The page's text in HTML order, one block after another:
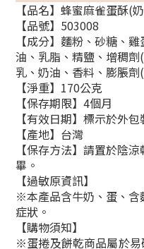
【品名】蜂蜜麻雀蛋酥(
【品號】503008
【成分】麵粉、砂糖、
油、乳脂、精鹽、增稠
乳、奶油、香料、膨脹
【淨重】170公克
【保存期限】4個月
【有效日期】標示於外包
【產地】台灣
【保存方法】請置於陰
畢。
【過敏原資訊】
※本產品含牛奶、蛋、含
症狀。
【購物須知】
※蛋捲及餅乾商品屬於